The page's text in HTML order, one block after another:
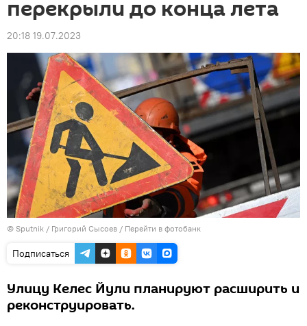
перекрыли до конца лета
20:18 19.07.2023
© Sputnik / Григорий Сысоев / Перейти в фотобанк
Подписаться
Улицу Келес Йули планируют расширить и
реконструировать.